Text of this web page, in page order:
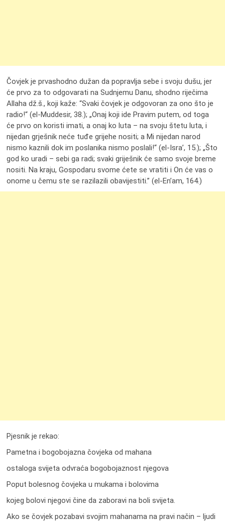
Čovjek je prvashodno dužan da popravlja sebe i svoju dušu, jer
će prvo za to odgovarati na Sudnjemu Danu, shodno riječima
Allaha dž.š., koji kaže: “Svaki čovjek je odgovoran za ono što je
radio!“ (el-Muddesir, 38.); „Onaj koji ide Pravim putem, od toga
će prvo on koristi imati, a onaj ko luta – na svoju štetu luta, i
nijedan grješnik neće tuđe grijehe nositi; a Mi nijedan narod
nismo kaznili dok im poslanika nismo poslali!“ (el-Isra’, 15.); „Što
god ko uradi – sebi ga radi; svaki griješnik će samo svoje breme
nositi. Na kraju, Gospodaru svome ćete se vratiti i On će vas o
onome u čemu ste se razilazili obavijestiti.” (el-En’am, 164.)
Pjesnik je rekao:
Pametna i bogobojazna čovjeka od mahana
ostaloga svijeta odvraća bogobojaznost njegova
Poput bolesnog čovjeka u mukama i bolovima
kojeg bolovi njegovi čine da zaboravi na boli svijeta.
Ako se čovjek pozabavi svojim mahanama na pravi način – ljudi